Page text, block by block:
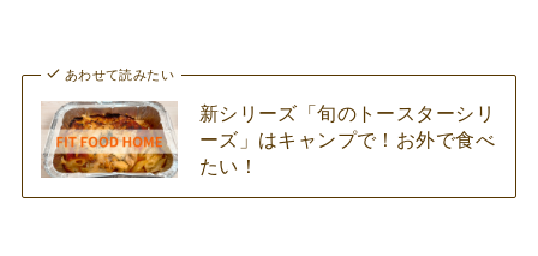
あわせて読みたい
新シリーズ「旬のトースターシリ
ーズ」はキャンプで！お外で食べ
たい！